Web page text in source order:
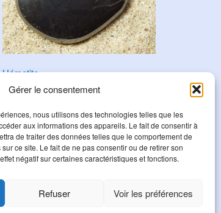
Gérer le consentement
nous utilisons des technologies telles que les
aux informations des appareils. Le fait de consentir à
de traiter des données telles que le comportement de
ce site. Le fait de ne pas consentir ou de retirer son
négatif sur certaines caractéristiques et fonctions.
Refuser Voir les préférences
Hématite
4,50€
Ajouter au panier